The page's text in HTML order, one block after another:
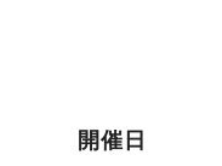
開催日